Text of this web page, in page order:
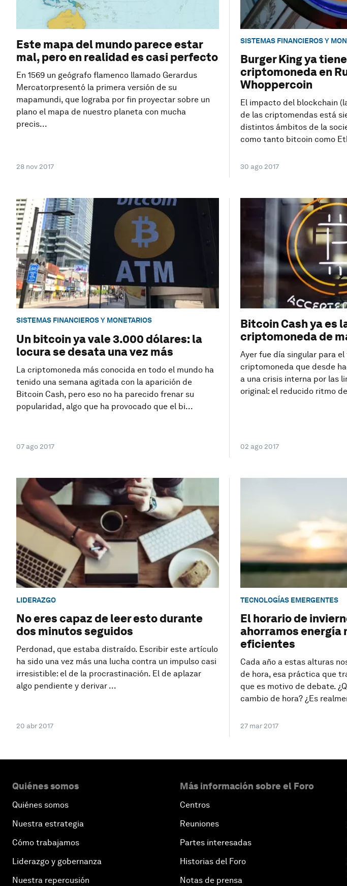
Este mapa del mundo parece estar
mal, pero en realidad es casi perfecto
En 1569 un geógrafo flamenco llamado Gerardus
Mercatorpresentó la primera versión de su
mapamundi, que lograba por fin proyectar sobre un
plano el mapa de nuestro planeta con mucha
precis...
28 nov 2017
SISTEMAS FINANCIEROS Y
Burger King ya
criptomoneda en
Whoppercoin
El impacto del blockchain
de las criptomendas está
distintos ámbitos de la
como tanto bitcoin como
30 ago 2017
SISTEMAS FINANCIEROS Y MONETARIOS
Un bitcoin ya vale 3.000 dólares: la
locura se desata una vez más
La criptomoneda más conocida en todo el mundo ha
tenido una semana agitada con la aparición de
Bitcoin Cash, pero eso no ha parecido frenar su
popularidad, algo que ha provocado que el bi...
07 ago 2017
Bitcoin Cash ya es
criptomoneda de
Ayer fue día singular para
criptomoneda que desde
a una crisis interna por las
original: el reducido ritmo
02 ago 2017
LIDERAZGO
No eres capaz de leer esto durante
dos minutos seguidos
Perdonad, que estaba distraído. Escribir este artículo
ha sido una vez más una lucha contra un impulso casi
irresistible: el de la procrastinación. El de aplazar
algo pendiente y derivar ...
20 abr 2017
TECNOLOGÍAS EMERGENTES
El horario de
ahorramos energía
eficientes
Cada año a estas alturas
de hora, esa práctica que
que es motivo de debate.
cambio de hora? ¿Es
27 mar 2017
Quiénes somos
Quiénes somos
Nuestra estrategia
Cómo trabajamos
Liderazgo y gobernanza
Nuestra repercusión
Más información sobre el Foro
Centros
Reuniones
Partes interesadas
Historias del Foro
Notas de prensa